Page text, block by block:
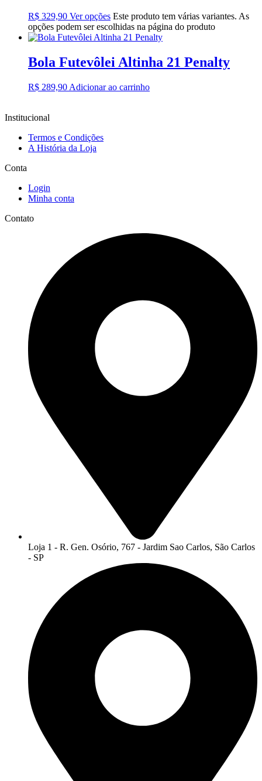
R$ 329,90 Ver opções Este produto tem várias variantes. As
opções podem ser escolhidas na página do produto
Bola Futevôlei Altinha 21 Penalty
R$ 289,90 Adicionar ao carrinho
Institucional
Termos e Condições
A História da Loja
Conta
Login
Minha conta
Contato
Loja 1 - R. Gen. Osório, 767 - Jardim Sao Carlos, São Carlos
- SP